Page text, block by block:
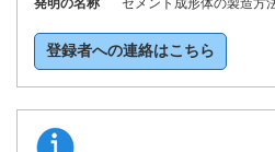
発明の名称
セメント成形体の製造方
登録者への連絡はこちら